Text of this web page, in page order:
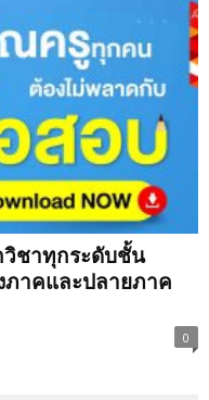
ชาทุกระดับชั้น
ภาคและปลายภาค
0